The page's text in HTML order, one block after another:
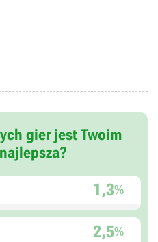
gier jest Twoim
1,3%
2,5%